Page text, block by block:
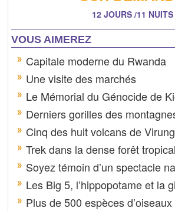
12 JOURS /11 NUITS
VOUS AIMEREZ
Capitale moderne du Rwanda
Une visite des marchés
Le Mémorial du Génocide de
Derniers gorilles des
Cinq des huit volcans de
Trek dans la dense forêt
Soyez témoin d’un spectacle
Les Big 5, l’hippopotame et la
Plus de 500 espèces d’oiseaux